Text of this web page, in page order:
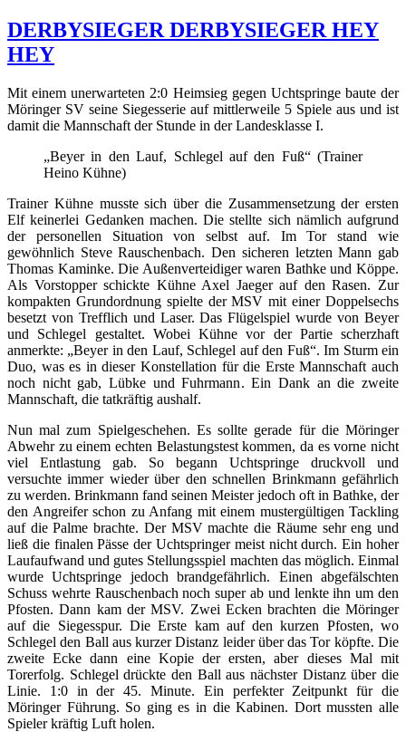
DERBYSIEGER DERBYSIEGER HEY
HEY
Mit einem unerwarteten 2:0 Heimsieg gegen Uchtspringe baute der
Möringer SV seine Siegesserie auf mittlerweile 5 Spiele aus und ist
damit die Mannschaft der Stunde in der Landesklasse I.
„Beyer in den Lauf, Schlegel auf den Fuß“ (Trainer
Heino Kühne)
Trainer Kühne musste sich über die Zusammensetzung der ersten
Elf keinerlei Gedanken machen. Die stellte sich nämlich aufgrund
der personellen Situation von selbst auf. Im Tor stand wie
gewöhnlich Steve Rauschenbach. Den sicheren letzten Mann gab
Thomas Kaminke. Die Außenverteidiger waren Bathke und Köppe.
Als Vorstopper schickte Kühne Axel Jaeger auf den Rasen. Zur
kompakten Grundordnung spielte der MSV mit einer Doppelsechs
besetzt von Trefflich und Laser. Das Flügelspiel wurde von Beyer
und Schlegel gestaltet. Wobei Kühne vor der Partie scherzhaft
anmerkte: „Beyer in den Lauf, Schlegel auf den Fuß“. Im Sturm ein
Duo, was es in dieser Konstellation für die Erste Mannschaft auch
noch nicht gab, Lübke und Fuhrmann. Ein Dank an die zweite
Mannschaft, die tatkräftig aushalf.
Nun mal zum Spielgeschehen. Es sollte gerade für die Möringer
Abwehr zu einem echten Belastungstest kommen, da es vorne nicht
viel Entlastung gab. So begann Uchtspringe druckvoll und
versuchte immer wieder über den schnellen Brinkmann gefährlich
zu werden. Brinkmann fand seinen Meister jedoch oft in Bathke, der
den Angreifer schon zu Anfang mit einem mustergültigen Tackling
auf die Palme brachte. Der MSV machte die Räume sehr eng und
ließ die finalen Pässe der Uchtspringer meist nicht durch. Ein hoher
Laufaufwand und gutes Stellungsspiel machten das möglich. Einmal
wurde Uchtspringe jedoch brandgefährlich. Einen abgefälschten
Schuss wehrte Rauschenbach noch super ab und lenkte ihn um den
Pfosten. Dann kam der MSV. Zwei Ecken brachten die Möringer
auf die Siegesspur. Die Erste kam auf den kurzen Pfosten, wo
Schlegel den Ball aus kurzer Distanz leider über das Tor köpfte. Die
zweite Ecke dann eine Kopie der ersten, aber dieses Mal mit
Torerfolg. Schlegel drückte den Ball aus nächster Distanz über die
Linie. 1:0 in der 45. Minute. Ein perfekter Zeitpunkt für die
Möringer Führung. So ging es in die Kabinen. Dort mussten alle
Spieler kräftig Luft holen.